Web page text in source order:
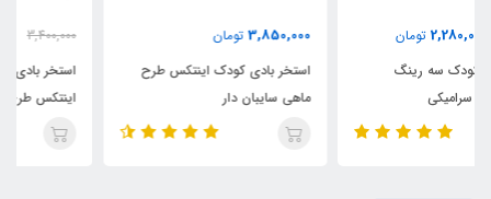
3,850,000
استخر بادی کودک اینتکس طرح
ماهی سایبان دار
3,400,000
تومان
استخر بادی سه رینگ کودک